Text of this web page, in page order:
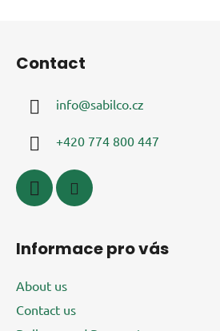
Contact
info@sabilco.cz
+420 774 800 447
Informace pro vás
About us
Contact us